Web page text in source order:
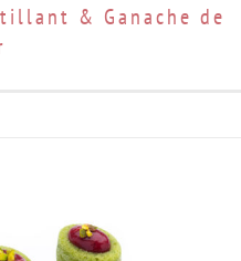
& Ganache de